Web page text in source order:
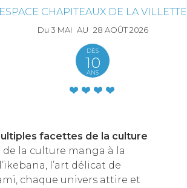
ESPACE CHAPITEAUX DE LA VILLETTE
Du 3 MAI AU 28 AOÛT2026
DÈS
10
ANS
facettes de la culture
de la culture manga à la
l’art délicat de
chaque univers attire et